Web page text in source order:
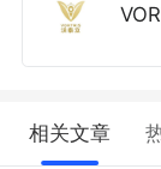
相关文章